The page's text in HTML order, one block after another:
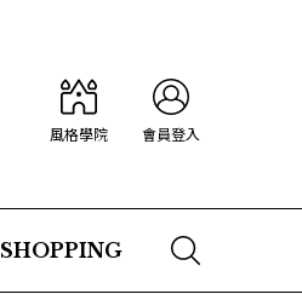
風格學院 會員登入
SHOPPING